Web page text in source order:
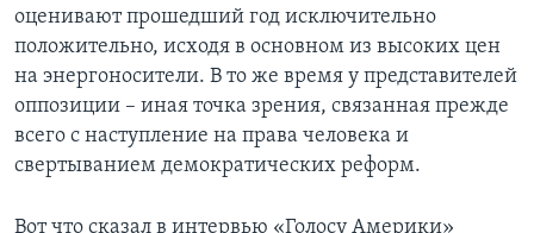
НЬЮ-ЙОРК NEW YORK
АМЕРИКА. БОЛЬШОЕ ПУТЕШЕСТВИЕ
ТЕСТЫ
ВИДЕО
ПОДПИСКА НА НОВОСТИ
Learning English
оценивают прошедший год исключительно
положительно, исходя в основном из высоких цен
на энергоносители. В то же время у представителей
оппозиции – иная точка зрения, связанная прежде
всего с наступление на права человека и
свертыванием демократических реформ.
Вот что сказал в интервью «Голосу Америки»